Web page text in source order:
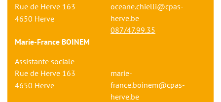
Rue de Herve 163
4650 Herve
oceane.chielli@cpas-
herve.be
087/47.99.35
Marie-France BOINEM
Assistante sociale
Rue de Herve 163
4650 Herve
marie-
france.boinem@cpas-
herve.be